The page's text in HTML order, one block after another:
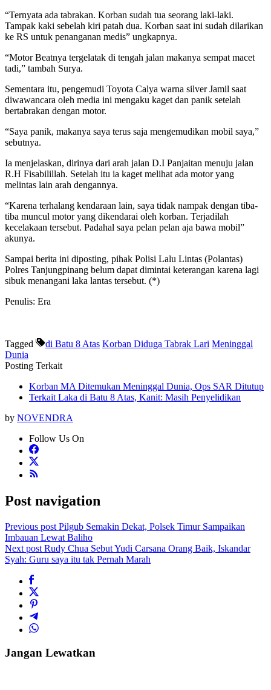
“Ternyata ada tabrakan. Korban sudah tua seorang laki-laki.
Tampak kaki sebelah kiri patah dua. Korban saat ini sudah dilarikan
ke RS untuk penanganan medis” ungkapnya.
“Motor Beatnya tergelatak di tengah jalan makanya sempat macet
tadi,” tambah Surya.
Sementara itu, pengemudi Toyota Calya warna silver Jamil saat
diwawancara oleh media ini mengaku kaget dan panik setelah
bertabrakan dengan motor.
“Saya panik, makanya saya terus saja mengemudikan mobil saya,”
sebutnya.
Ia menjelaskan, dirinya dari arah jalan D.I Panjaitan menuju jalan
R.H Fisabilillah. Setelah itu ia kaget melihat ada motor yang
melintas lain arah dengannya.
“Karena terhalang kendaraan lain, saya tidak nampak dengan tiba-
tiba muncul motor yang dikendarai oleh korban. Terjadilah
kecelakaan tersebut. Padahal saya pelan pelan aja bawa mobil”
akunya.
Sampai berita ini diposting, pihak Polisi Lalu Lintas (Polantas)
Polres Tanjungpinang belum dapat dimintai keterangan karena lagi
sibuk menangani laka lantas tersebut. (*)
Penulis: Era
Tagged di Batu 8 Atas Korban Diduga Tabrak Lari Meninggal
Dunia
Posting Terkait
Korban MA Ditemukan Meninggal Dunia, Ops SAR Ditutup
Terkait Laka di Batu 8 Atas, Kanit: Masih Penyelidikan
by NOVENDRA
Follow Us On
Post navigation
Previous post Pilgub Semakin Dekat, Polsek Timur Sampaikan
Imbauan Lewat Baliho
Next post Rudy Chua Sebut Yudi Carsana Orang Baik, Iskandar
Syah: Guru saya itu tak Pernah Marah
Jangan Lewatkan